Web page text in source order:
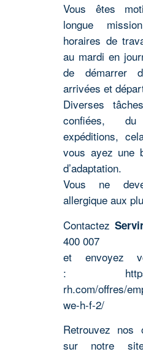
Vous êtes
longue
horaires de
au mardi en
de démarrer
arrivées et
Diverses
confiées,
expéditions,
vous ayez une
d’adaptation.
Vous ne
allergique aux
Contactez
400 007
et envoyez
:
rh.com/offres/
we-h-f-2/
Retrouvez nos
sur notre